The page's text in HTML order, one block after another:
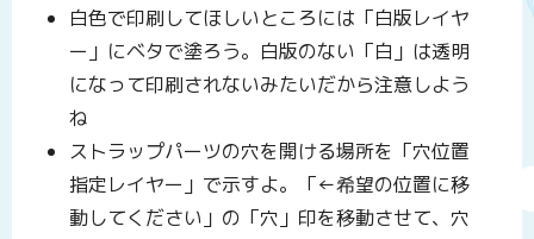
白色で印刷してほしいところには「白版レイヤ
ー」にベタで塗ろう。白版のない「白」は透明
になって印刷されないみたいだから注意しよう
ね
ストラップパーツの穴を開ける場所を「穴位置
指定レイヤー」で示すよ。「←希望の位置に移
動してください」の「穴」印を移動させて、穴